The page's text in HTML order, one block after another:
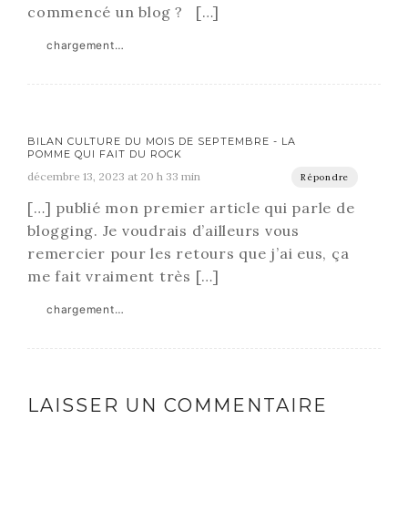
commencé un blog ? […]
chargement…
BILAN CULTURE DU MOIS DE SEPTEMBRE - LA
POMME QUI FAIT DU ROCK
décembre 13, 2023 at 20 h 33 min Répondre
[…] publié mon premier article qui parle de
blogging. Je voudrais d’ailleurs vous
remercier pour les retours que j’ai eus, ça
me fait vraiment très […]
chargement…
LAISSER UN COMMENTAIRE